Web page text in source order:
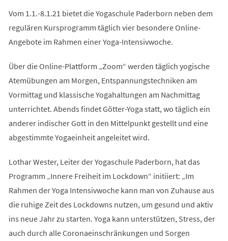
Vom 1.1.-8.1.21 bietet die Yogaschule Paderborn neben dem
regulären Kursprogramm täglich vier besondere Online-
Angebote im Rahmen einer Yoga-Intensivwoche.
Über die Online-Plattform „Zoom“ werden täglich yogische
Atemübungen am Morgen, Entspannungstechniken am
Vormittag und klassische Yogahaltungen am Nachmittag
unterrichtet. Abends findet Götter-Yoga statt, wo täglich ein
anderer indischer Gott in den Mittelpunkt gestellt und eine
abgestimmte Yogaeinheit angeleitet wird.
Lothar Wester, Leiter der Yogaschule Paderborn, hat das
Programm „Innere Freiheit im Lockdown“ initiiert: „Im
Rahmen der Yoga Intensivwoche kann man von Zuhause aus
die ruhige Zeit des Lockdowns nutzen, um gesund und aktiv
ins neue Jahr zu starten. Yoga kann unterstützen, Stress, der
auch durch alle Coronaeinschränkungen und Sorgen